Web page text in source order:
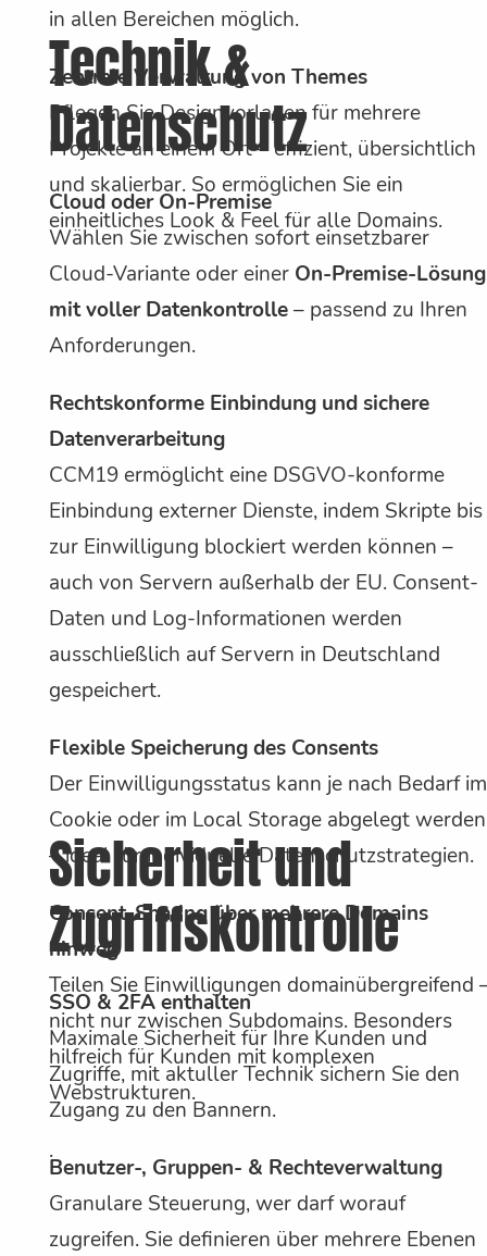
in allen Bereichen möglich.
Zentrale Verwaltung von Themes
Pflegen Sie Designvorlagen für mehrere
Projekte an einem Ort – effizient, übersichtlich
und skalierbar. So ermöglichen Sie ein
einheitliches Look & Feel für alle Domains.
Technik &
Datenschutz
Cloud oder On-Premise
Wählen Sie zwischen sofort einsetzbarer
Cloud-Variante oder einer On-Premise-Lösung
mit voller Datenkontrolle– passend zu Ihren
Anforderungen.
Rechtskonforme Einbindung und sichere
Datenverarbeitung
CCM19 ermöglicht eine DSGVO-konforme
Einbindung externer Dienste, indem Skripte bis
zur Einwilligung blockiert werden können –
auch von Servern außerhalb der EU. Consent-
Daten und Log-Informationen werden
ausschließlich auf Servern in Deutschland
gespeichert.
Flexible Speicherung des Consents
Der Einwilligungsstatus kann je nach Bedarf im
Cookie oder im Local Storage abgelegt werden
– ideal für individuelle Datenschutzstrategien.
Consent-Sharing über mehrere Domains
hinweg
Teilen Sie Einwilligungen domainübergreifend
nicht nur zwischen Subdomains. Besonders
hilfreich für Kunden mit komplexen
Webstrukturen.
.
Sicherheit und
Zugriffskontrolle
SSO & 2FA enthalten
Maximale Sicherheit für Ihre Kunden und
Zugriffe, mit aktuller Technik sichern Sie den
Zugang zu den Bannern.
Benutzer-, Gruppen- & Rechteverwaltung
Granulare Steuerung, wer darf worauf
zugreifen. Sie definieren über mehrere Ebenen